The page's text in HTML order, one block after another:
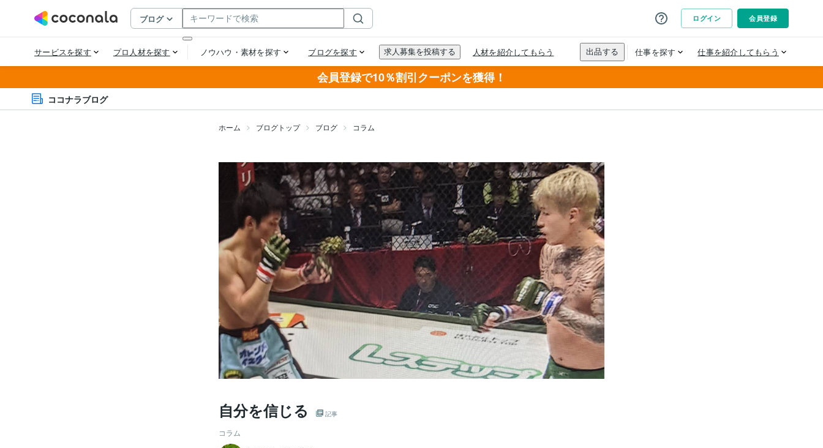
会員登録で10％割引クーポンを獲得！
ココナラブログ
ホーム ブログトップ ブログ コラム
自分を信じる 記事
コラム